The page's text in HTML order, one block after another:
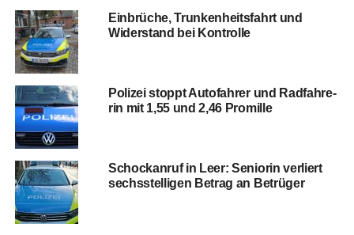
Ein­brü­che, Trun­ken­heits­fahrt und
Wider­stand bei Kontrolle
Poli­zei stoppt Auto­fah­rer und Rad­fah­re­
rin mit 1,55 und 2,46 Promille
Schock­an­ruf in Leer: Senio­rin ver­liert
sechs­stel­li­gen Betrag an Betrüger